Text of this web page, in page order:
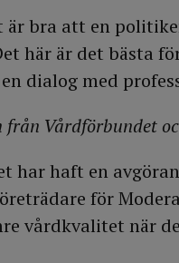
är bra att en
här är det bästa
dialog med
Vårdförbundet
har haft en
för
vårdkvalitet när